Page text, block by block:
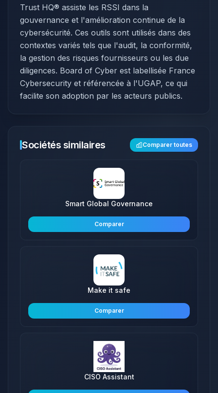
Trust HQ® assiste les RSSI dans la
gouvernance et l'amélioration continue de la
cybersécurité. Ces outils sont utilisés dans des
contextes variés tels que l'audit, la conformité,
la gestion des risques fournisseurs ou les due
diligences. Board of Cyber est labellisée France
Cybersecurity et référencée à l'UGAP, ce qui
facilite son adoption par les acteurs publics.​
Sociétés similaires Comparer toutes
Smart Global Governance
Comparer
Make it safe
Comparer
CISO Assistant